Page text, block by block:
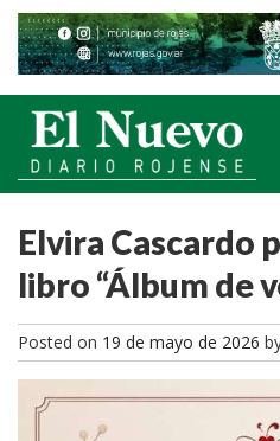
Elvira Cascardo
libro “Álbum de
Posted on 19 de mayo de 2026